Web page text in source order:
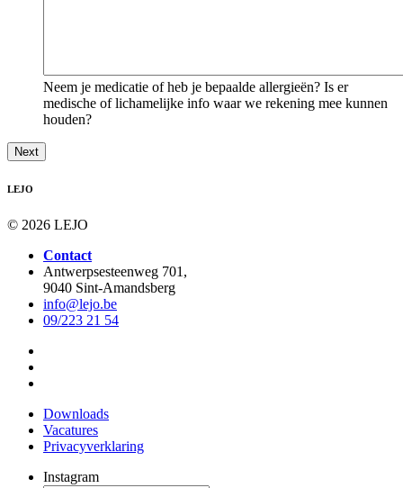
Neem je medicatie of heb je bepaalde allergieën? Is er
medische of lichamelijke info waar we rekening mee kunnen
houden?
LEJO
© 2026 LEJO
Contact
Antwerpsesteenweg 701,
9040 Sint-Amandsberg
info@lejo.be
09/223 21 54
Downloads
Vacatures
Privacyverklaring
Instagram